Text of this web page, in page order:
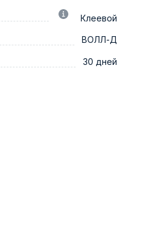
Клеевой
ВОЛЛ-Д
30 дней